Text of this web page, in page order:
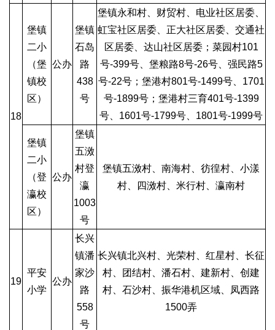
18
堡镇
二小
（堡
镇校
区）
公办
堡镇
石岛
路
438
号
堡镇永和村、财贸村、电业社区居委、
虹宝社区居委、正大社区居委、交通社
区居委、达山社区居委；菜园村101
号-399号、堡粮路8号-26号、强民路5
号-22号；堡港村801号-1499号、1701
号-1899号；堡港村三育401号-1399
号、1601号-1799号、1801号-1999号
堡镇
二小
（登
瀛校
区）
公办
堡镇
五滧
村登
瀛
1003
号
堡镇五滧村、南海村、彷徨村、小漾
村、四滧村、米行村、瀛南村
19
平安
小学
公办
长兴
镇潘
家沙
路
558
号
长兴镇北兴村、光荣村、红星村、长征
村、团结村、潘石村、建新村、创建
村、石沙村、振华港机区域、凤西路
1500弄